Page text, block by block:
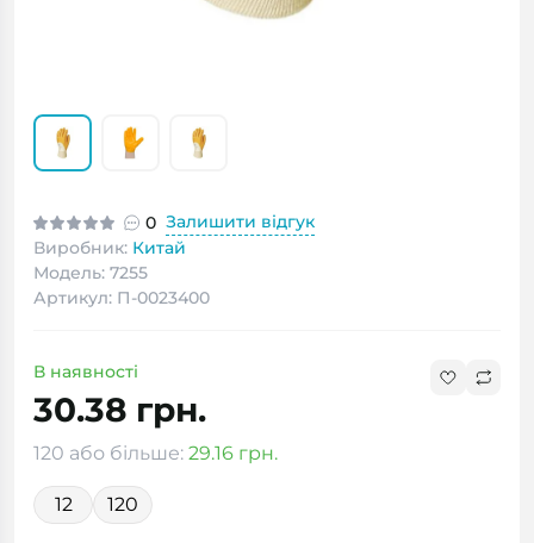
0 Залишити відгук
Виробник: Китай
Модель: 7255
Артикул: П-0023400
В наявності
30.38 грн.
120 або більше: 29.16 грн.
12 120